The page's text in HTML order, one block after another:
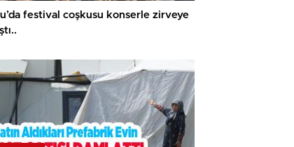
festival coşkusu konserle zirveye